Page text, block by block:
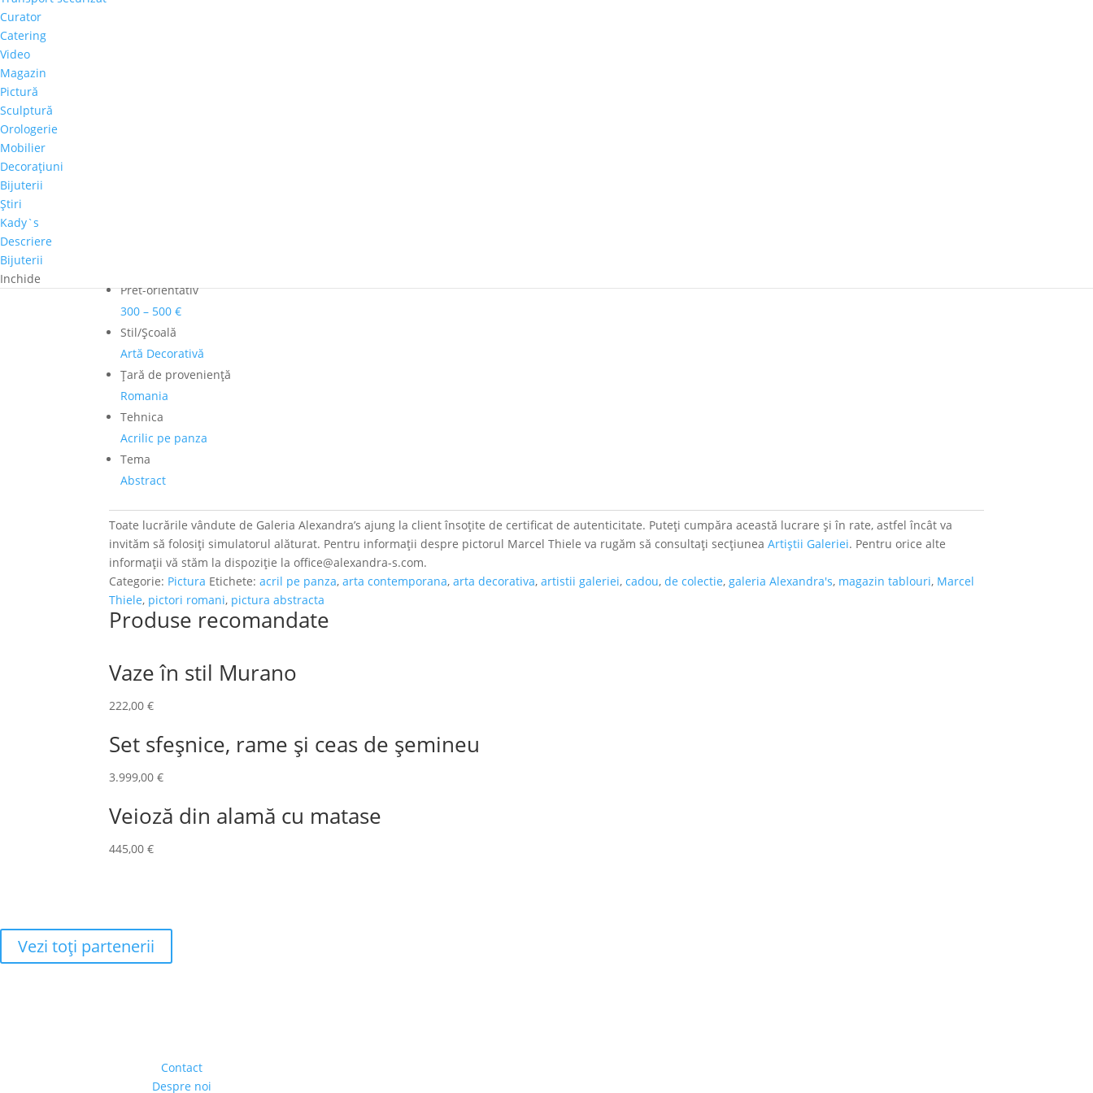
Curator
Catering
Video
Magazin
Pictură
Sculptură
Orologerie
Mobilier
Decoraţiuni
Bijuterii
Ştiri
Kady`s
Descriere
Bijuterii
Inchide
Pret-orientativ
300 – 500 €
Stil/Şcoală
Artă Decorativă
Ţară de provenienţă
Romania
Tehnica
Acrilic pe panza
Tema
Abstract
Toate lucrările vândute de Galeria Alexandra’s ajung la client însoțite de certificat de autenticitate. Puteți cumpăra această lucrare și în rate, astfel încât va
invităm să folosiți simulatorul alăturat. Pentru informații despre pictorul Marcel Thiele va rugăm să consultați secțiuneaArtiștii Galeriei. Pentru orice alte
informații vă stăm la dispoziție la office@alexandra-s.com.
Categorie: Pictura Etichete:acril pe panza,arta contemporana,arta decorativa,artistii galeriei,cadou,de colectie,galeria Alexandra's, magazin tablouri, Marcel
Thiele, pictori romani, pictura abstracta
Produse recomandate
Vaze în stil Murano
222,00€
Set sfeșnice, rame și ceas de șemineu
3.999,00€
Veioză din alamă cu matase
445,00€
Vezi toţi partenerii
Contact
Despre noi